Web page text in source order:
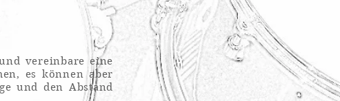
vereinbare eine
es können aber
und den Abstand